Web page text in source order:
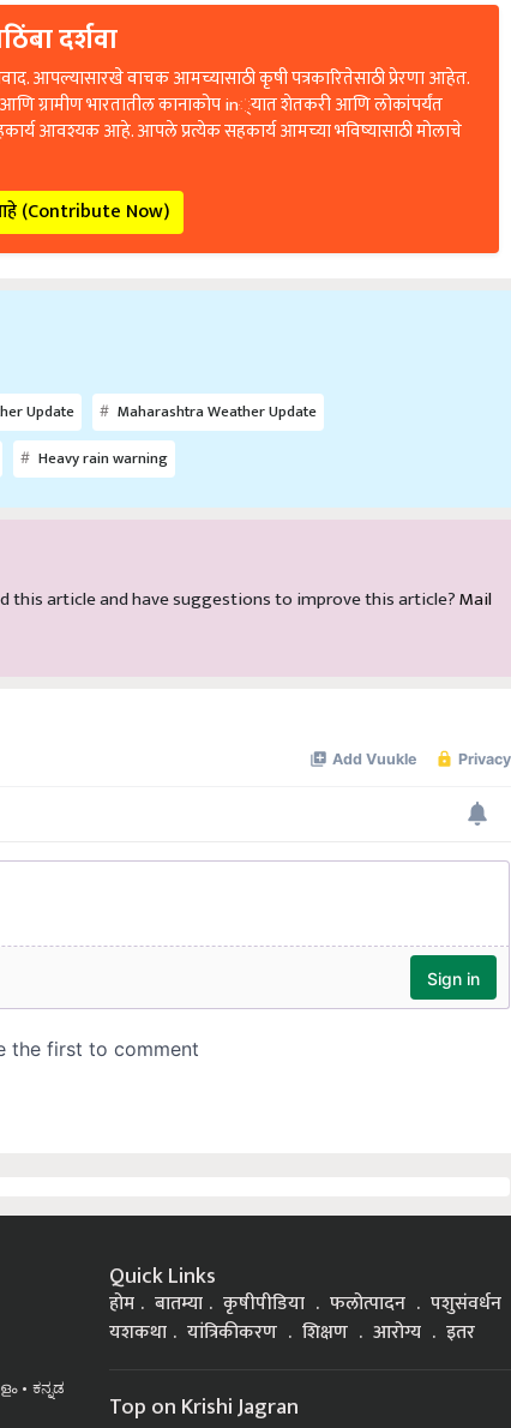
दर्शवा
आपल्यासारखे वाचक आमच्यासाठी कृषी पत्रकारितेसाठी प्रेरणा आहेत.
ग्रामीण भारतातील कानाकोप in्यात शेतकरी आणि लोकांपर्यंत
आवश्यक आहे. आपले प्रत्येक सहकार्य आमच्या भविष्यासाठी मोलाचे
(Contribute Now)
Update
Maharashtra Weather Update
Heavy rain warning
this article and have suggestions to improve this article? Mail
ಕನ್ನಡ
Quick Links
होम बातम्या कृषीपीडिया फलोत्पादन पशुसंवर्धन
यशकथा
यांत्रिकीकरण शिक्षण आरोग्य इतर
Top on Krishi Jagran